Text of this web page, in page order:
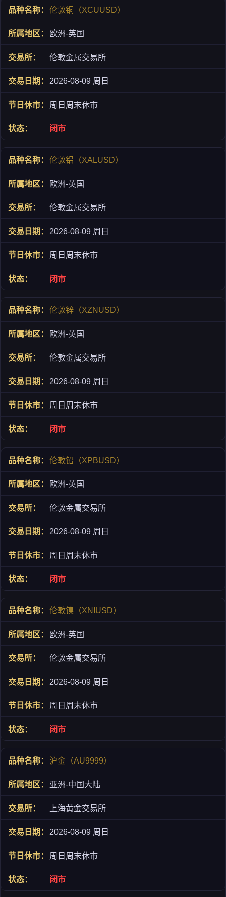
伦敦铜（XCUUSD）
欧洲-英国
伦敦金属交易所
2026-08-09 周日
周日周末休市
闭市
伦敦铝（XALUSD）
欧洲-英国
伦敦金属交易所
2026-08-09 周日
周日周末休市
闭市
伦敦锌（XZNUSD）
欧洲-英国
伦敦金属交易所
2026-08-09 周日
周日周末休市
闭市
伦敦铅（XPBUSD）
欧洲-英国
伦敦金属交易所
2026-08-09 周日
周日周末休市
闭市
伦敦镍（XNIUSD）
欧洲-英国
伦敦金属交易所
2026-08-09 周日
周日周末休市
闭市
沪金（AU9999）
亚洲-中国大陆
上海黄金交易所
2026-08-09 周日
周日周末休市
闭市